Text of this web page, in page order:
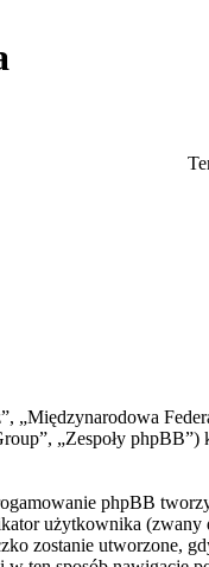
„Międzynarodowa
„Zespoły phpBB”)
phpBB
użytkownika (zwany
zostanie utworzone,